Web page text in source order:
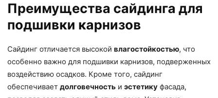
Преимущества сайдинга для
подшивки карнизов
Сайдинг отличается высокой влагостойкостью, что
особенно важно для подшивки карнизов, подверженных
воздействию осадков. Кроме того, сайдинг
обеспечивает долговечность и эстетику фасада,